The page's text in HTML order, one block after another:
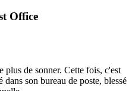
Office
plus de sonner. Cette fois, c'est
dans son bureau de poste, blessé